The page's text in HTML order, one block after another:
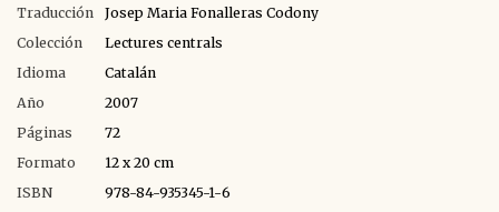
Traducción
Josep Maria Fonalleras Codony
Colección
Lectures centrals
Idioma
Catalán
Año
2007
Páginas
72
Formato
12 x 20 cm
ISBN
978-84-935345-1-6